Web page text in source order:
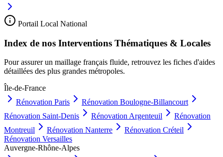
Portail Local National
Index de nos Interventions Thématiques & Locales
Pour assurer un maillage français fluide, retrouvez les fiches d'aides
détaillées des plus grandes métropoles.
Île-de-France
Rénovation Paris Rénovation Boulogne-Billancourt
Rénovation Saint-Denis Rénovation Argenteuil
Rénovation
Montreuil
Rénovation Nanterre Rénovation Créteil
Rénovation Versailles
Auvergne-Rhône-Alpes